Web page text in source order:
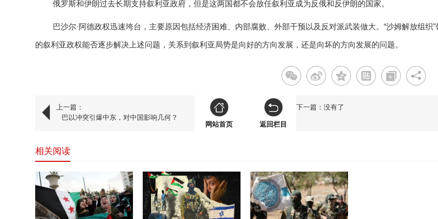
俄罗斯和伊朗过去长期支持叙利亚政府，但是这两国都不会放任叙利亚成为反俄和反伊朗的国家。
巴沙尔·阿德政权迅速垮台，主要原因包括经济困难、内部腐败、外部干预以及反对派武装做大。“沙姆解放组织”
的叙利亚政权能否逐步解决上述问题，关系到叙利亚局势是向好的方向发展，还是向坏的方向发展的问题。
上一篇：
巴以冲突​引爆中东，对中国影响几何？
下一篇：没有了
网站首页 返回栏目
相关阅读